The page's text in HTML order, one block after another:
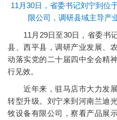
11月30日，省委书记刘宁到位
限公司，调研县域主导产
11月29日至30日，省委书
县、西平县，调研产业发展、
动落实党的二十届四中全会精
行见效。
近年来，驻马店市大力发展
转型升级。刘宁来到河南兰迪
牧设备有限公司，察看产品展